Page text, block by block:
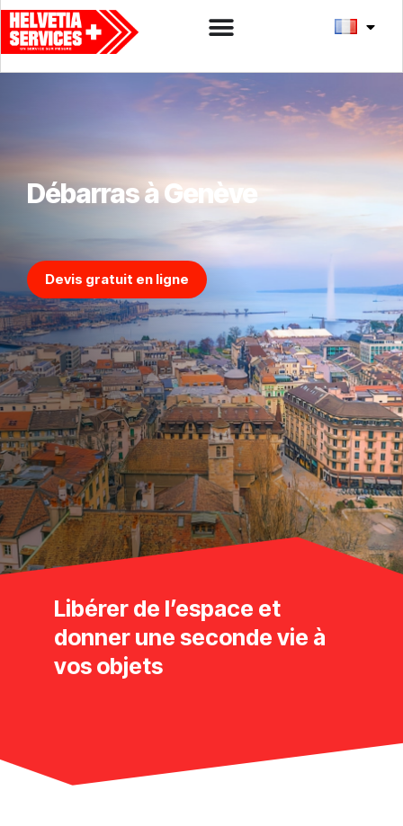
Débarras à Genève
Devis gratuit en ligne
Libérer de l’espace et
donner une seconde vie à
vos objets